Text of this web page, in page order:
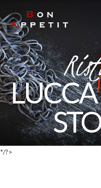
Take Away - Delivery
*/?>